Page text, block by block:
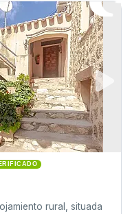
rural, situada